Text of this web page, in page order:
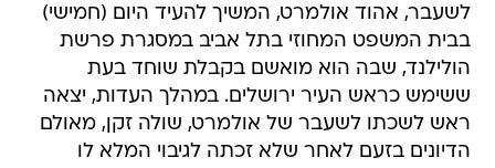
לשעבר, אהוד אולמרט, המשיך להעיד היום (חמישי)
בבית המשפט המחוזי בתל אביב במסגרת פרשת
הולילנד, שבה הוא מואשם בקבלת שוחד בעת
ששימש כראש העיר ירושלים. במהלך העדות, יצאה
ראש לשכתו לשעבר של אולמרט, שולה זקן, מאולם
הדיונים בזעם לאחר שלא זכתה לגיבוי המלא לו